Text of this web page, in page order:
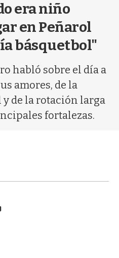
a
era niño
en Peñarol
básquetbol"
habló sobre el día a
amores, de la
de la rotación larga
fortalezas.